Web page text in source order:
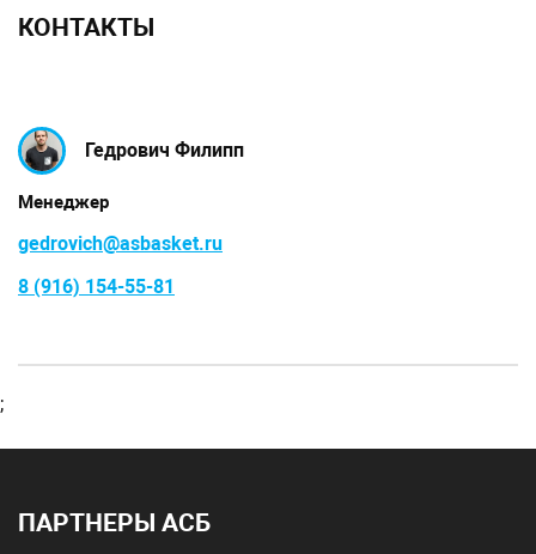
КОНТАКТЫ
Гедрович Филипп
Менеджер
gedrovich@asbasket.ru
8 (916) 154-55-81
;
ПАРТНЕРЫ АСБ